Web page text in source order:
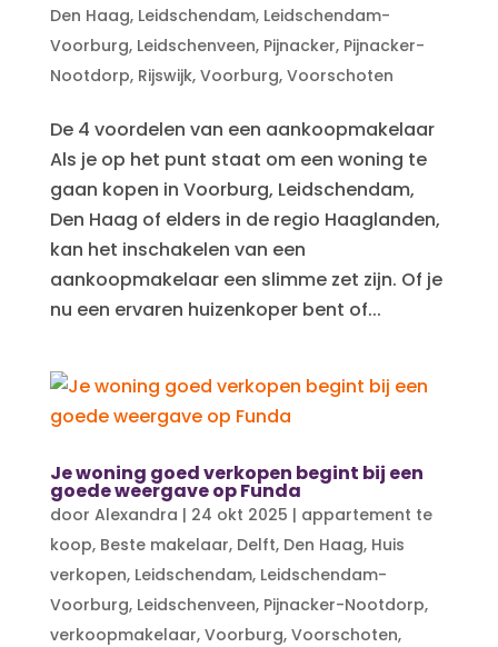
Den Haag, Leidschendam, Leidschendam-
Voorburg, Leidschenveen, Pijnacker, Pijnacker-
Nootdorp, Rijswijk, Voorburg, Voorschoten
De 4 voordelen van een aankoopmakelaar
Als je op het punt staat om een woning te
gaan kopen in Voorburg, Leidschendam,
Den Haag of elders in de regio Haaglanden,
kan het inschakelen van een
aankoopmakelaar een slimme zet zijn. Of je
nu een ervaren huizenkoper bent of...
Je woning goed verkopen begint bij een
goede weergave op Funda
door Alexandra | 24 okt 2025 | appartement te
koop, Beste makelaar, Delft, Den Haag, Huis
verkopen, Leidschendam, Leidschendam-
Voorburg, Leidschenveen, Pijnacker-Nootdorp,
verkoopmakelaar, Voorburg, Voorschoten,